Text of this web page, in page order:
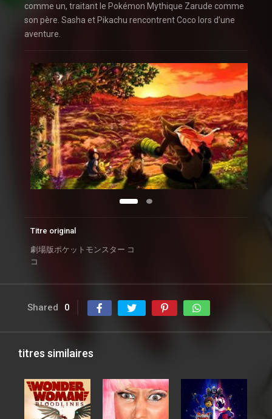
comme un, traitant le Pokémon Mythique Zarude comme
son père. Sasha et Pikachu rencontrent Coco lors d’une
aventure.
Titre original
劇場版ポケットモンスター コ
コ
Shared 0
titres similaires